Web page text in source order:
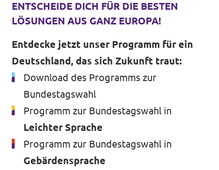
ENTSCHEIDE DICH FÜR DIE BESTEN
LÖSUNGEN AUS GANZ EUROPA!
Entdecke jetzt unser Programm für ein
Deutschland, das sich Zukunft traut:
Download des Programms zur
Bundestagswahl
Programm zur Bundestagswahl in
Leichter Sprache
Programm zur Bundestagswahl in
Gebärdensprache